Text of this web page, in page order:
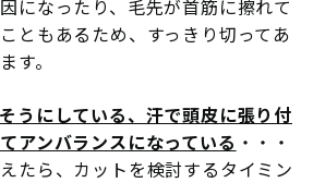
になったり、毛先が首筋に擦れて
ともあるため、すっきり切ってあ
す。
うにしている、汗で頭皮に張り付
アンバランスになっている ・・・
たら、カットを検討するタイミン